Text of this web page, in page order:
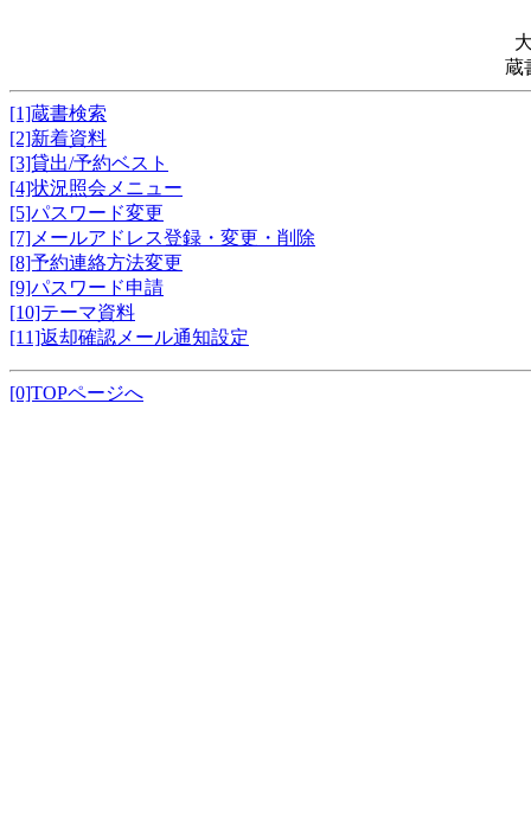
蔵
[1]蔵書検索
[2]新着資料
[3]貸出/予約ベスト
[4]状況照会メニュー
[5]パスワード変更
[7]メールアドレス登録・変更・削除
[8]予約連絡方法変更
[9]パスワード申請
[10]テーマ資料
[11]返却確認メール通知設定
[0]TOPページへ